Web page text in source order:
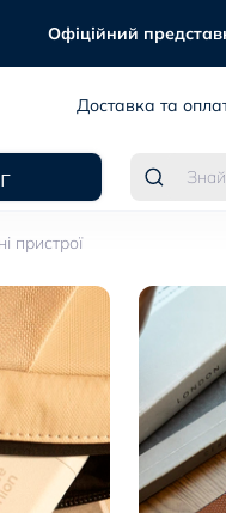
Офіційний
Доставка та
пристрої